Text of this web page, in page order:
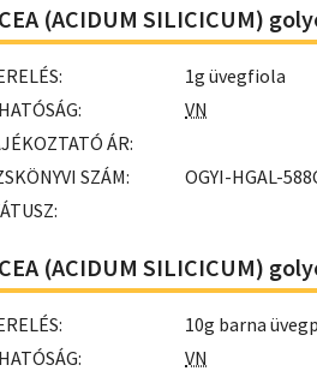
(ACIDUM SILICICUM)
1g üvegfiola
VN
ÁR:
SZÁM:
OGYI-HGAL-
(ACIDUM SILICICUM)
10g barna
VN